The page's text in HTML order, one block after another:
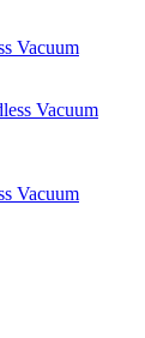
Vacuum
Vacuum